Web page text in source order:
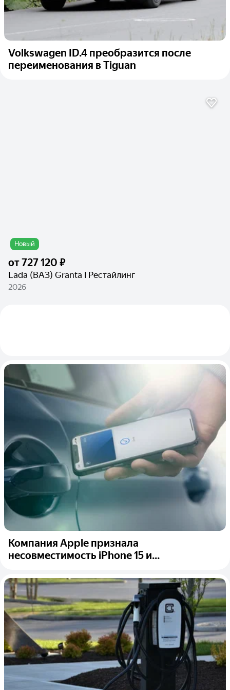
Volkswagen ID.4 преобразится после
переименования в Tiguan
Новый
от727 120 ₽
Lada (ВАЗ) Granta I Рестайлинг
2026
Компания Apple признала
несовместимость iPhone 15 и...